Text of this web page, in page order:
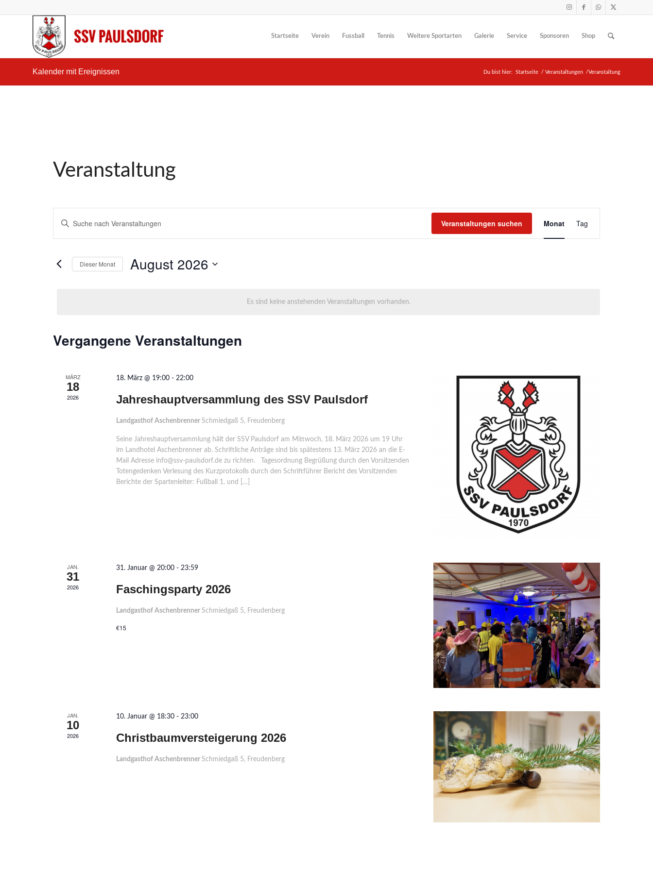
Startseite Verein Fussball Tennis Weitere Sportarten Galerie Service Sponsoren Shop
Kalender mit Ereignissen Du bist hier: Startseite / Veranstaltungen /Veranstaltung
Veranstaltung
Es sind keine anstehenden Veranstaltungen vorhanden.
Suche
und
Ansichten,
Navigation
Bitte
Schlüsselwort
eingeben.
nach
Veranstaltungen
Veranstaltungen suchen
Ansichten-
Monat Tag
Dieser Monat August 2026
Kalender
Vergangene Veranstaltungen
MÄRZ
18
2026
18. März @ 19:00 -22:00
Jahreshauptversammlung des SSV Paulsdorf
Landgasthof AschenbrennerSchmiedgaß 5, Freudenberg
Seine Jahreshauptversammlung hält der SSV Paulsdorf am Mittwoch, 18. März 2026 um 19 Uhr
im Landhotel Aschenbrenner ab. Schriftliche Anträge sind bis spätestens 13. März 2026 an die E-
Mail Adresse info@ssv-paulsdorf.de zu richten. Tagesordnung Begrüßung durch den Vorsitzenden
Totengedenken Verlesung des Kurzprotokolls durch den Schriftführer Bericht des Vorsitzenden
Berichte der Spartenleiter: Fußball 1. und […]
JAN.
31
2026
31. Januar @ 20:00 -23:59
Faschingsparty 2026
Landgasthof AschenbrennerSchmiedgaß 5, Freudenberg
€15
JAN.
10
2026
10. Januar @ 18:30 -23:00
Christbaumversteigerung 2026
Landgasthof AschenbrennerSchmiedgaß 5, Freudenberg